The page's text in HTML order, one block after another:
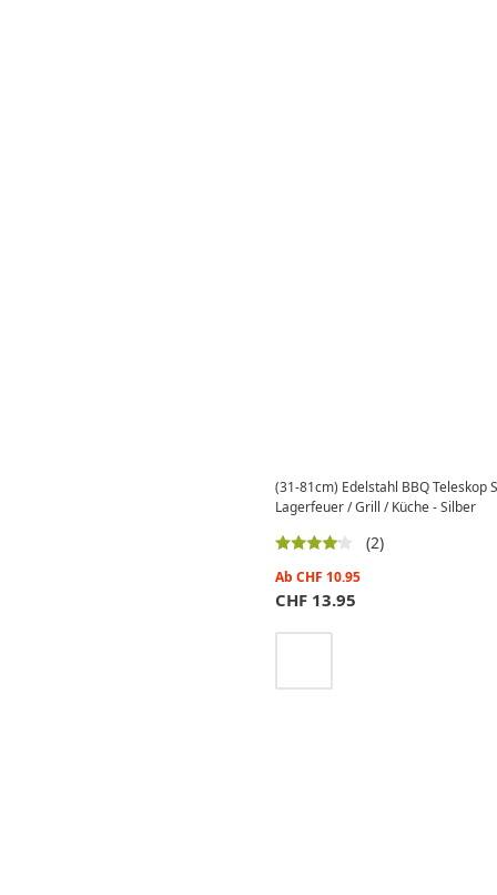
(31-81cm) Edelstahl BBQ Teleskop
Lagerfeuer / Grill / Küche - Silber
(2)
Ab CHF 10.95
CHF 13.95